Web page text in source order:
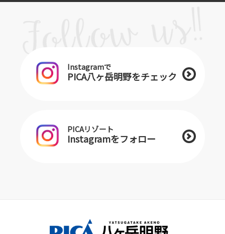
Instagramで
PICA八ヶ岳明野をチェック
PICAリゾート
Instagramをフォロー